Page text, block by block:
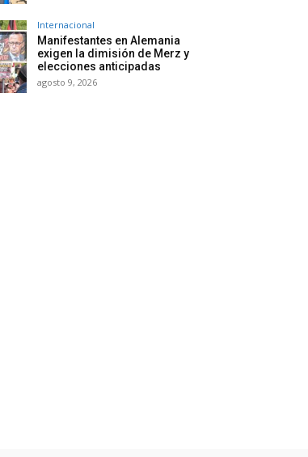
Internacional
Manifestantes en Alemania
exigen la dimisión de Merz y
elecciones anticipadas
agosto 9, 2026